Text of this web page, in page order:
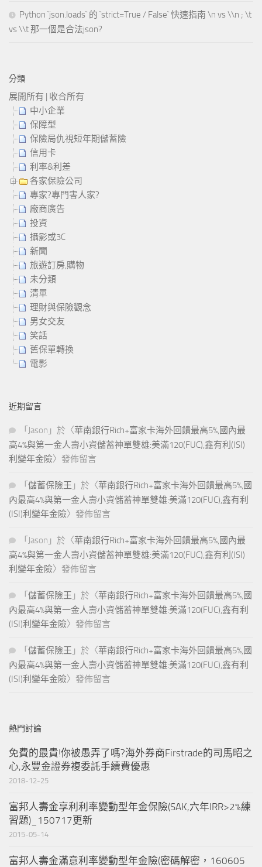
Python `json.loads` 的 `strict=True / False` 快速指南 \n vs \\n ; \t
vs \\t 那一個是合法json?
分類
展開所有 | 收合所有
中小企業
保障型
保險局仇視短年期儲蓄險
信用卡
利率&利差
各家保險公司
專家?專門害人家?
廠商廣告
投資
攝影或3C
新聞
旅遊訂房,購物
未分類
清單
理財與保險觀念
男女交友
笑話
舊保單轉換
電影
近期留言
「 Jason 」於〈華南銀行Rich+富家卡海外回饋最高5%,國內最
高4%與第一金人壽小資儲蓄神單雙雄:美滿120(FUC),鑫有利(ISI)
利變年金險〉發佈留言
「 儲蓄保險王 」於〈華南銀行Rich+富家卡海外回饋最高5%,國
內最高4%與第一金人壽小資儲蓄神單雙雄:美滿120(FUC),鑫有利
(ISI)利變年金險〉發佈留言
「 Jason 」於〈華南銀行Rich+富家卡海外回饋最高5%,國內最
高4%與第一金人壽小資儲蓄神單雙雄:美滿120(FUC),鑫有利(ISI)
利變年金險〉發佈留言
「 儲蓄保險王 」於〈華南銀行Rich+富家卡海外回饋最高5%,國
內最高4%與第一金人壽小資儲蓄神單雙雄:美滿120(FUC),鑫有利
(ISI)利變年金險〉發佈留言
「 儲蓄保險王 」於〈華南銀行Rich+富家卡海外回饋最高5%,國
內最高4%與第一金人壽小資儲蓄神單雙雄:美滿120(FUC),鑫有利
(ISI)利變年金險〉發佈留言
熱門討論
免費的最貴!你被愚弄了嗎?海外券商Firstrade的司馬昭之
心,永豐金證券複委託手續費優惠
2018-12-25
富邦人壽金享利利率變動型年金保險(SAK,六年IRR>2%練
習題)_150717更新
2015-05-14
富邦人壽金滿意利率變動型年金險(密碼解密，160605